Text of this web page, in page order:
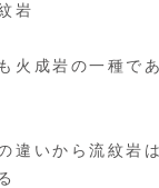
岩
火成岩の一種で
違いから流紋岩